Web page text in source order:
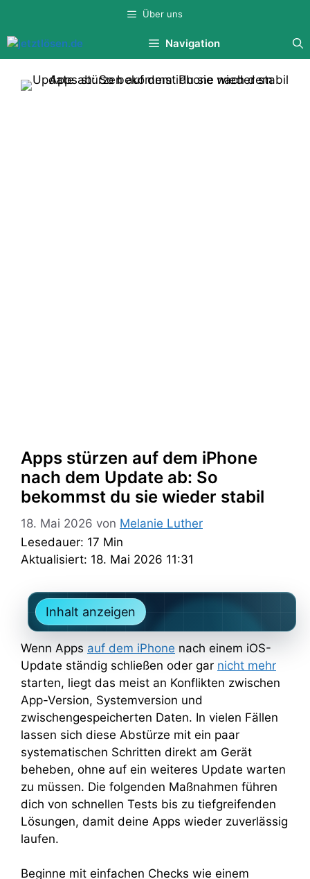
springen
Über uns
Navigation
Apps stürzen auf dem iPhone
nach dem Update ab: So
bekommst du sie wieder stabil
18. Mai 2026 von Melanie Luther
Lesedauer: 17 Min
Aktualisiert: 18. Mai 2026 11:31
Inhalt anzeigen
Wenn Apps auf dem iPhone nach einem iOS-
Update ständig schließen oder gar nicht mehr
starten, liegt das meist an Konflikten zwischen
App-Version, Systemversion und
zwischengespeicherten Daten. In vielen Fällen
lassen sich diese Abstürze mit ein paar
systematischen Schritten direkt am Gerät
beheben, ohne auf ein weiteres Update warten
zu müssen. Die folgenden Maßnahmen führen
dich von schnellen Tests bis zu tiefgreifenden
Lösungen, damit deine Apps wieder zuverlässig
laufen.
Beginne mit einfachen Checks wie einem